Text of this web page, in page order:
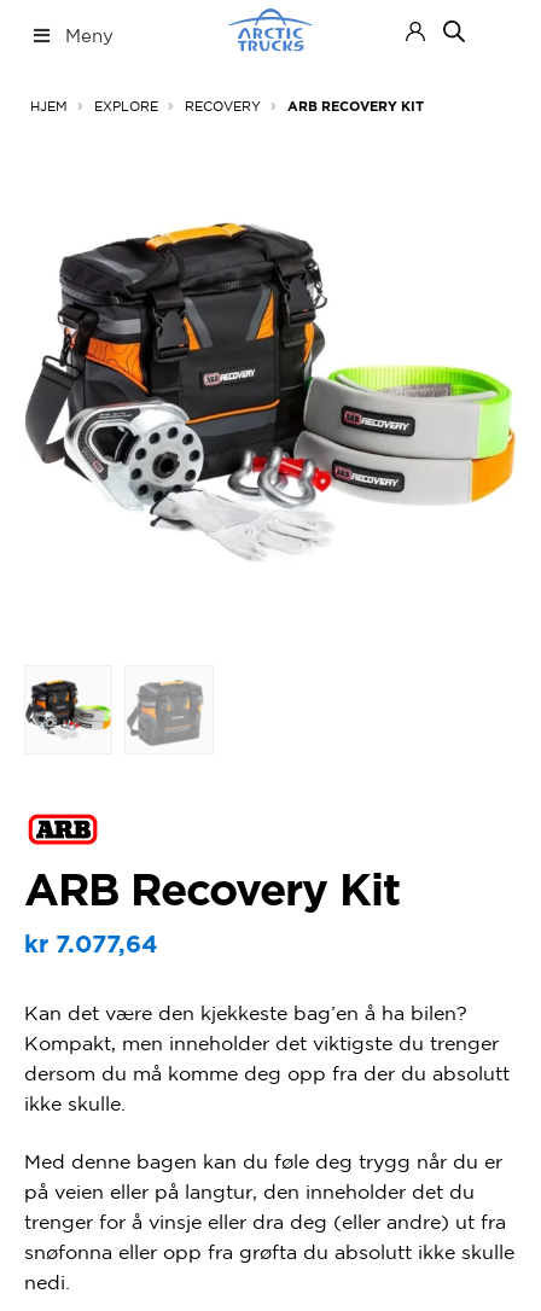
til
til
Meny
HJEM EXPLORE RECOVERY ARB RECOVERY KIT
ARB Recovery Kit
kr7.077,64
Kan det være den kjekkeste bag’en å ha bilen?
Kompakt, men inneholder det viktigste du trenger
dersom du må komme deg opp fra der du absolutt
ikke skulle.
Med denne bagen kan du føle deg trygg når du er
på veien eller på langtur, den inneholder det du
trenger for å vinsje eller dra deg (eller andre) ut fra
snøfonna eller opp fra grøfta du absolutt ikke skulle
nedi.